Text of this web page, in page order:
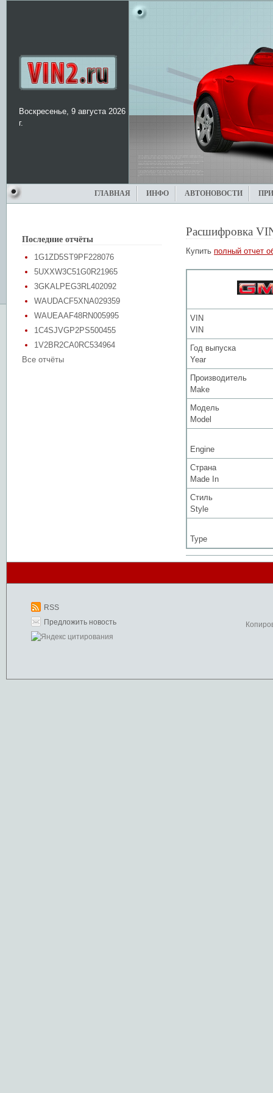
Воскресенье, 9 августа 2026
г.
ГЛАВНАЯ ИНФО АВТОНОВОСТИ
Последние отчёты
1G1ZD5ST9PF228076
5UXXW3C51G0R21965
3GKALPEG3RL402092
WAUDACF5XNA029359
WAUEAAF48RN005995
1C4SJVGP2PS500455
1V2BR2CA0RC534964
Все отчёты
Расшифровка
Купить полный отчет
VIN
VIN
Год выпуска
Year
Производитель
Make
Модель
Model
Engine
Страна
Made In
Стиль
Style
Type
RSS
Предложить новость